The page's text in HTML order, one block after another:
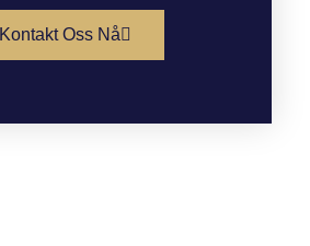
Kontakt Oss Nå